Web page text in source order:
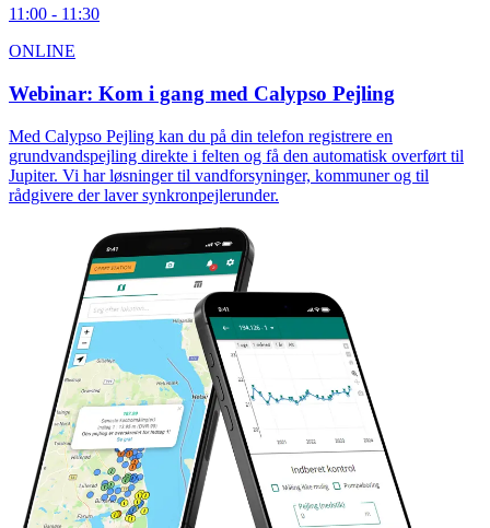
11:00 - 11:30
ONLINE
Webinar: Kom i gang med Calypso Pejling
Med Calypso Pejling kan du på din telefon registrere en
grundvandspejling direkte i felten og få den automatisk overført til
Jupiter. Vi har løsninger til vandforsyninger, kommuner og til
rådgivere der laver synkronpejlerunder.